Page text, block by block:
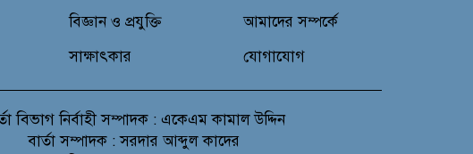
বিজ্ঞান ও প্রযুক্তি
সাক্ষাৎকার
আমাদের সম্পর্কে
যোগাযোগ
বিভাগনির্বাহী সম্পাদক : একেএম কামাল উদ্দিন
বার্তা সম্পাদক : সরদার আব্দুল কাদের